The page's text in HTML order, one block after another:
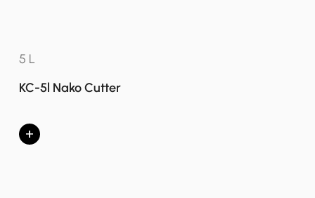
5 L
KC-5l Nako Cutter
+